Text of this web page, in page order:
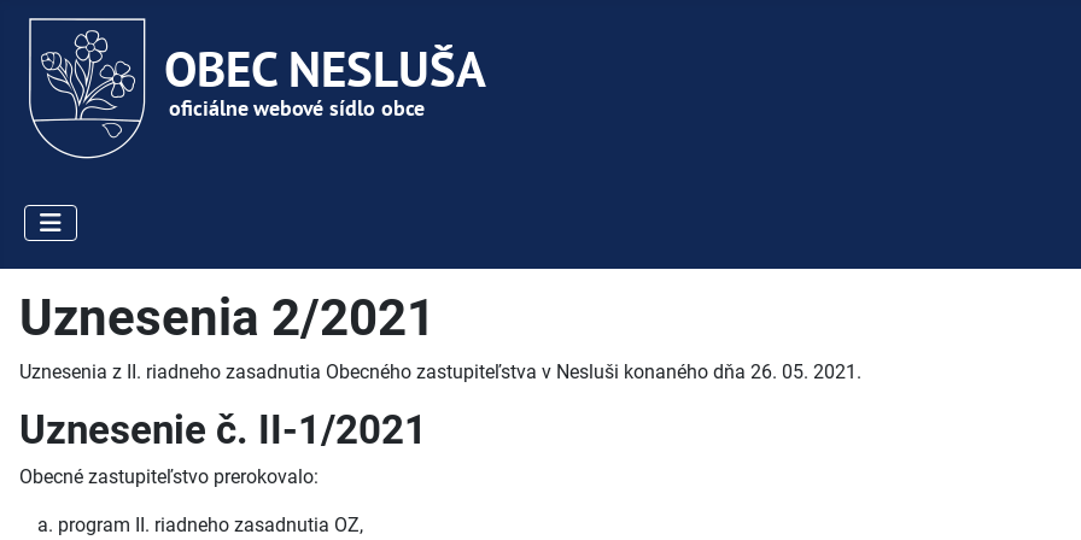
Uznesenia 2/2021
Uznesenia z II. riadneho zasadnutia Obecného zastupiteľstva v Nesluši konaného dňa 26. 05. 2021.
Uznesenie č. II-1/2021
Obecné zastupiteľstvo prerokovalo:
program II. riadneho zasadnutia OZ,